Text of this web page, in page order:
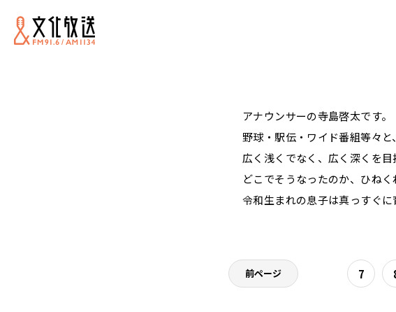
アナウンサーの寺島啓太です。
野球・駅伝・ワイド番組等々と
広く浅くでなく、広く深くを目
どこでそうなったのか、ひね
令和生まれの息子は真っすぐ
前ページ 7